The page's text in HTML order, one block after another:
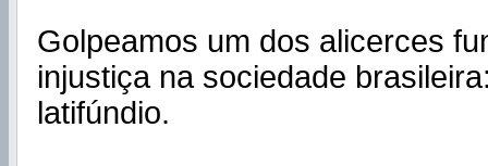
Golpeamos um dos alicerces
injustiça na sociedade
latifúndio.